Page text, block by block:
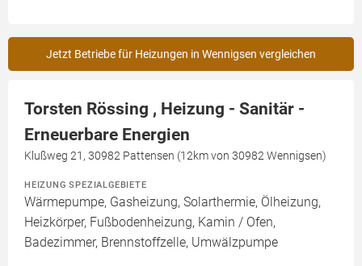
Jetzt Betriebe für Heizungen in Wennigsen vergleichen
Torsten Rössing , Heizung - Sanitär -
Erneuerbare Energien
Klußweg 21, 30982 Pattensen (12km von 30982 Wennigsen)
HEIZUNG SPEZIALGEBIETE
Wärmepumpe, Gasheizung, Solarthermie, Ölheizung,
Heizkörper, Fußbodenheizung, Kamin / Ofen,
Badezimmer, Brennstoffzelle, Umwälzpumpe